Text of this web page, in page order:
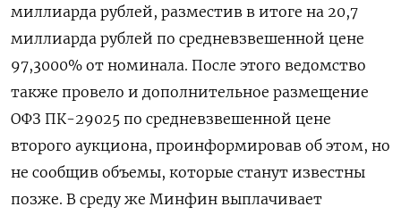
миллиарда рублей, разместив в итоге на 20,7
миллиарда рублей по средневзвешенной цене
97,3000% от номинала. После этого ведомство
также провело и дополнительное размещение
ОФЗ ПК-29025 по средневзвешенной цене
второго аукциона, проинформировав об этом, но
не сообщив объемы, которые станут известны
позже. В среду же Минфин выплачивает